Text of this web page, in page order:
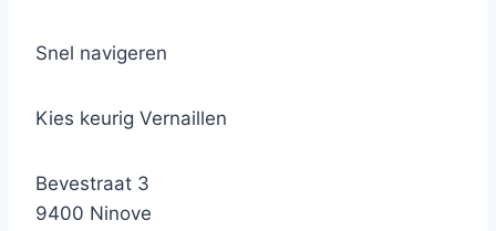
Snel navigeren
Kies keurig Vernaillen
Bevestraat 3
9400 Ninove